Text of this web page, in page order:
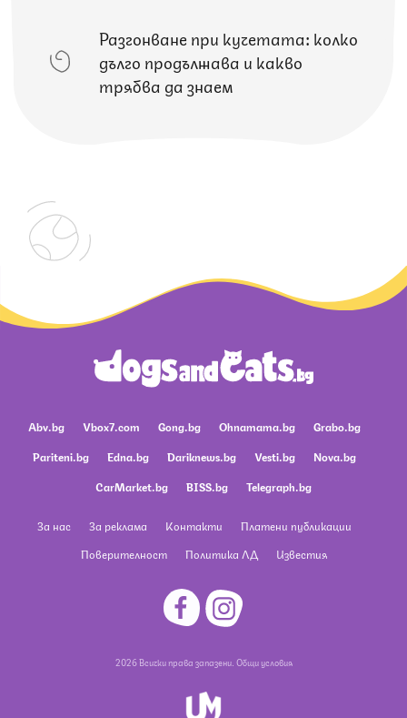
Разгонване при кучетата: колко
дълго продължава и какво
трябва да знаем
Abv.bg Vbox7.com Gong.bg Ohnamama.bg
Grabo.bg
Pariteni.bg
Edna.bg Dariknews.bg Vesti.bg
Nova.bg
CarMarket.bg
BISS.bg Telegraph.bg
За нас За реклама Контакти
Платени публикации
Поверителност
Политика ЛД Известия
2026 Всички права запазени. Общи условия